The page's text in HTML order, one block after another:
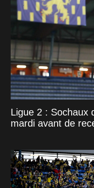
Ligue 2 : Sochaux
mardi avant de